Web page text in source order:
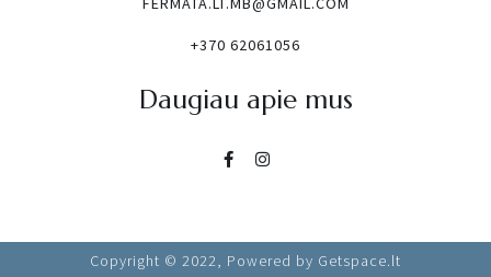
+370 62061056
Daugiau apie mus
Copyright © 2022, Powered by Getspace.lt